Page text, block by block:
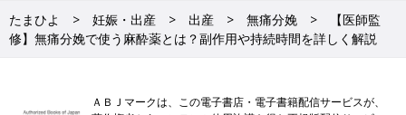
ルを入れる際に、脊髄の神経にカテーテルが触れると、太ももや
おしりにピリッと電気が走るような痛みを感じることがありま
す。一般的にはほんの一瞬で消えるので、特別な処置は必要とし
たまひよ 妊娠・出産 出産 無痛分娩
【医師監
修】無痛分娩で使う麻酔薬とは？副作用や持続時間を詳しく解説
ＡＢＪマークは、この電子書店・電子書籍配信サービスが、